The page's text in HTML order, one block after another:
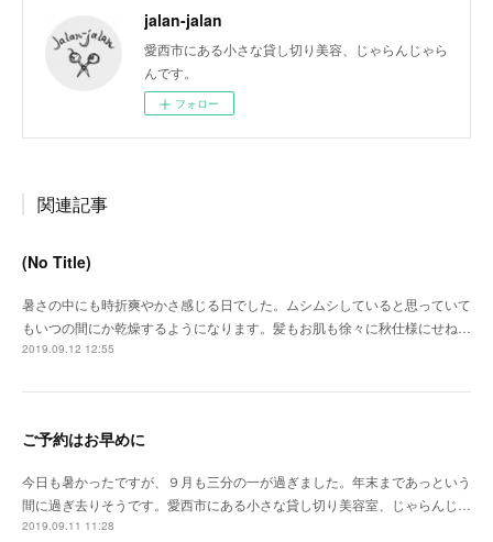
jalan-jalan
愛西市にある小さな貸し切り美容、じゃらんじゃら
んです。
フォロー
関連記事
(No Title)
暑さの中にも時折爽やかさ感じる日でした。ムシムシしていると思っていて
もいつの間にか乾燥するようになります。髪もお肌も徐々に秋仕様にせね…
2019.09.12 12:55
ご予約はお早めに
今日も暑かったですが、９月も三分の一が過ぎました。年末まであっという
間に過ぎ去りそうです。愛西市にある小さな貸し切り美容室、じゃらんじ…
2019.09.11 11:28